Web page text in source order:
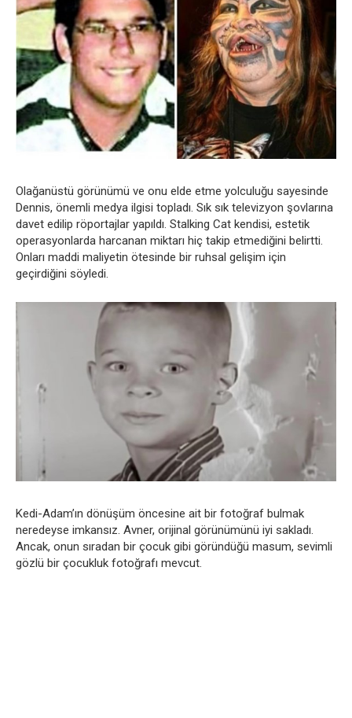
Olağanüstü görünümü ve onu elde etme yolculuğu sayesinde
Dennis, önemli medya ilgisi topladı. Sık sık televizyon şovlarına
davet edilip röportajlar yapıldı. Stalking Cat kendisi, estetik
operasyonlarda harcanan miktarı hiç takip etmediğini belirtti.
Onları maddi maliyetin ötesinde bir ruhsal gelişim için
geçirdiğini söyledi.
Kedi-Adam’ın dönüşüm öncesine ait bir fotoğraf bulmak
neredeyse imkansız. Avner, orijinal görünümünü iyi sakladı.
Ancak, onun sıradan bir çocuk gibi göründüğü masum, sevimli
gözlü bir çocukluk fotoğrafı mevcut.